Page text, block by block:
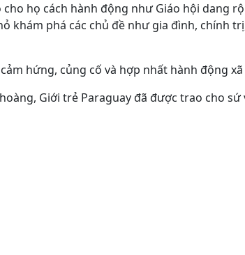
cho họ cách hành động như Giáo hội dang
khám phá các chủ đề như gia đình, chính
hứng, củng cố và hợp nhất hành động
Giới trẻ Paraguay đã được trao cho